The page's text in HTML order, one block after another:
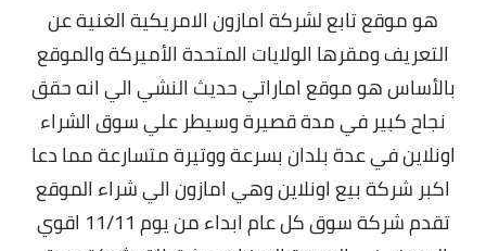
هو موقع تابع لشركة امازون الامريكية الغنية عن
التعريف ومقرها الولايات المتحدة الأميركة والموقع
بالأساس هو موقع اماراتي حديث النشي الي انه حقق
نجاح كبير في مدة قصيرة وسيطر علي سوق الشراء
اونلاين في عدة بلدان بسرعة ووتيرة متسارعة مما دعا
اكبر شركة بيع اونلاين وهي امازون الي شراء الموقع
تقدم شركة سوق كل عام ابداء من يوم 11/11 اقوي